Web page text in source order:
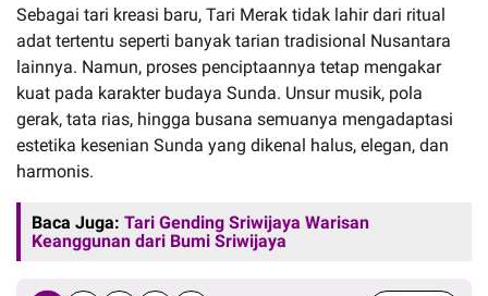
Sebagai tari kreasi baru, Tari Merak tidak lahir dari ritual
adat tertentu seperti banyak tarian tradisional Nusantara
lainnya. Namun, proses penciptaannya tetap mengakar
kuat pada karakter budaya Sunda. Unsur musik, pola
gerak, tata rias, hingga busana semuanya mengadaptasi
estetika kesenian Sunda yang dikenal halus, elegan, dan
harmonis.
Baca Juga: Tari Gending Sriwijaya Warisan
Keanggunan dari Bumi Sriwijaya